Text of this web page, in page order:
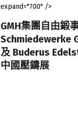
expand="700" />
GMH集團自由鍛
Schmiedewerke
及 Buderus
中國壓鑄展